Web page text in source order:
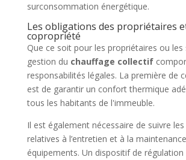
surconsommation énergétique.
Les obligations des propriétaires
copropriété
Que ce soit pour les propriétaires ou les
gestion du chauffage collectif
responsabilités légales. La première de
est de garantir un confort thermique
tous les habitants de l'immeuble.
Il est également nécessaire de suivre
relatives à l’entretien et à la
équipements. Un dispositif de